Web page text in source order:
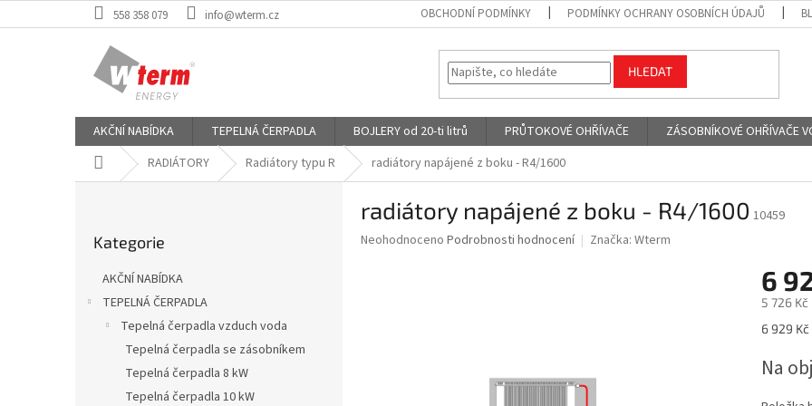
na
558 358 079 info@wterm.cz OBCHODNÍ PODMÍNKY PODMÍNKY OCHRANY OSOBNÍCH ÚDAJŮ
HLEDAT
AKČNÍ NABÍDKA TEPELNÁ ČERPADLA BOJLERY od 20-ti litrů PRŮTOKOVÉ OHŘÍVAČE ZÁSOBNÍKOVÉ OHŘÍVAČE
Domů RADIÁTORY Radiátory typu R radiátory napájené z boku - R4/1600
kategorie
Kategorie
AKČNÍ NABÍDKA
TEPELNÁ ČERPADLA
Tepelná čerpadla vzduch voda
Tepelná čerpadla se zásobníkem
Tepelná čerpadla 8 kW
Tepelná čerpadla 10 kW
radiátory napájené z boku - R4/1600 10459
Průměrné
Neohodnoceno Podrobnosti hodnocení Značka: Wterm
6
5 726 Kč
Měrná
6 929
Na